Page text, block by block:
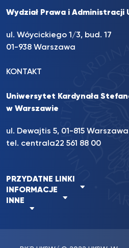
Wydział Prawa i Administracji
ul. Wóycickiego 1/3, bud. 17
01-938 Warszawa
KONTAKT
Uniwersytet Kardynała
w Warszawie
ul. Dewajtis 5, 01-815 Warszawa
tel. centrala22 561 88 00
PRZYDATNE LINKI
INFORMACJE
INNE